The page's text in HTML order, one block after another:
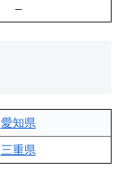
–
愛知県
三重県